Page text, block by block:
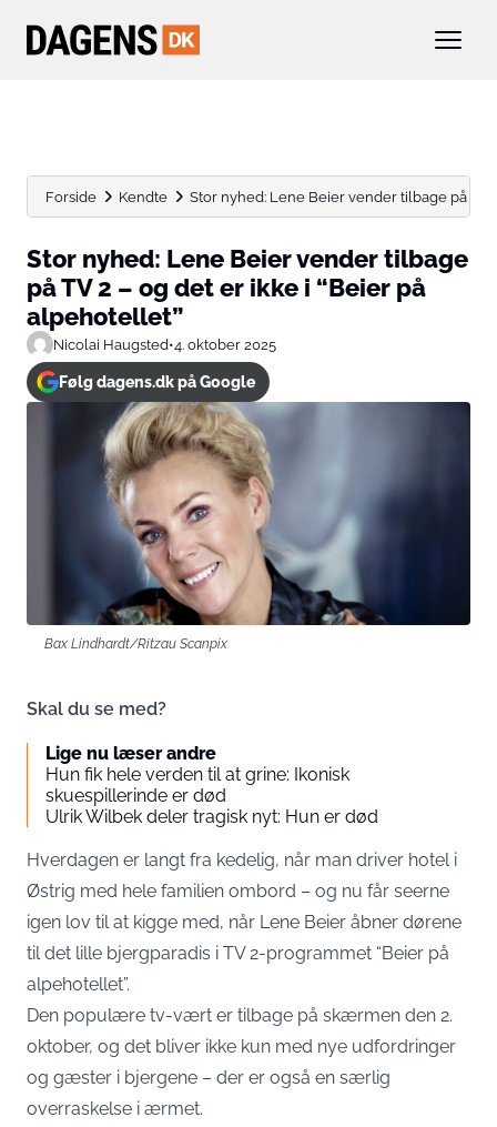
Forside Kendte Stor nyhed: Lene Beier vender tilbage på TV 2
Stor nyhed: Lene Beier vender tilbage
på TV 2 – og det er ikke i “Beier på
alpehotellet”
Nicolai Haugsted•4. oktober 2025
Følg dagens.dk på Google
Bax Lindhardt/Ritzau Scanpix
Skal du se med?
Lige nu læser andre
Hun fik hele verden til at grine: Ikonisk
skuespillerinde er død
Ulrik Wilbek deler tragisk nyt: Hun er død
Hverdagen er langt fra kedelig, når man driver hotel i
Østrig med hele familien ombord – og nu får seerne
igen lov til at kigge med, når Lene Beier åbner dørene
til det lille bjergparadis i TV 2-programmet “Beier på
alpehotellet”.
Den populære tv-vært er tilbage på skærmen den 2.
oktober, og det bliver ikke kun med nye udfordringer
og gæster i bjergene – der er også en særlig
overraskelse i ærmet.